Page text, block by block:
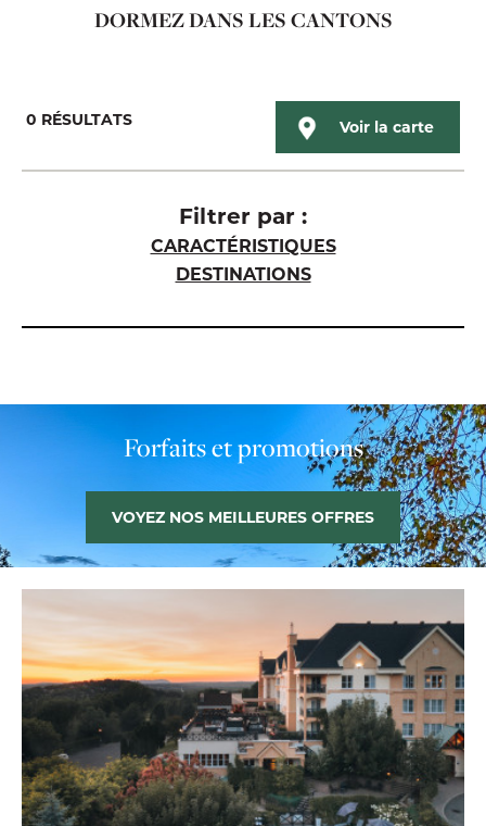
DORMEZ DANS LES CANTONS
0 RÉSULTATS Voir la carte
Filtrer par :
CARACTÉRISTIQUES
DESTINATIONS
Forfaits et promotions
VOYEZ NOS MEILLEURES OFFRES